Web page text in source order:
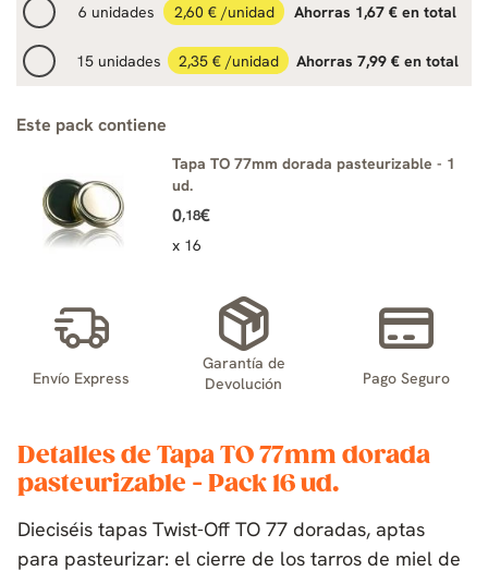
6 unidades 2,60 € /unidad Ahorras 1,67 € en total
15 unidades 2,35 € /unidad Ahorras 7,99 € en total
Este pack contiene
Tapa TO 77mm dorada pasteurizable - 1
ud.
0,18€
x 16
Envío Express
Garantía de
Devolución
Pago Seguro
Detalles de Tapa TO 77mm dorada
pasteurizable - Pack 16 ud.
Dieciséis tapas Twist-Off TO 77 doradas, aptas
para pasteurizar: el cierre de los tarros de miel de